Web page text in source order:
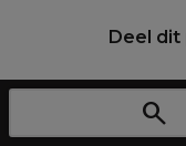
Deel dit